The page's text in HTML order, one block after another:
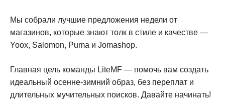
Мы собрали лучшие предложения недели от
магазинов, которые знают толк в стиле и качестве —
Yoox, Salomon, Puma и Jomashop.
Главная цель команды LiteMF — помочь вам создать
идеальный осенне-зимний образ, без переплат и
длительных мучительных поисков. Давайте начинать!